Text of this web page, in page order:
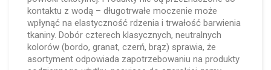
kontaktu z wodą – długotrwałe moczenie może
wpłynąć na elastyczność rdzenia i trwałość barwienia
tkaniny. Dobór czterech klasycznych, neutralnych
kolorów (bordo, granat, czerń, brąz) sprawia, że
asortyment odpowiada zapotrzebowaniu na produkty